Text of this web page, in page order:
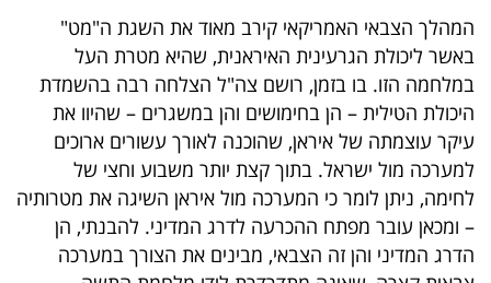
דרושים
ניוזלטרים
מייל
אדום
פרסמו
המהלך הצבאי האמריקאי קירב מאוד את השגת ה"מט"
באשר ליכולת הגרעינית האיראנית, שהיא מטרת העל
במלחמה הזו. בו בזמן, רושם צה"ל הצלחה רבה בהשמדת
היכולת הטילית – הן בחימושים והן במשגרים – שהיוו את
עיקר עוצמתה של איראן, שהוכנה לאורך עשורים ארוכים
למערכה מול ישראל. בתוך קצת יותר משבוע וחצי של
לחימה, ניתן לומר כי המערכה מול איראן השיגה את מטרותיה
– ומכאן עובר מפתח ההכרעה לדרג המדיני. להבנתי, הן
הדרג המדיני והן זה הצבאי, מבינים את הצורך במערכה